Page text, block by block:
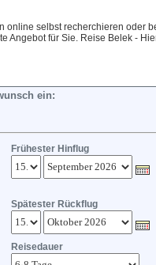
online selbst recherchieren oder
Angebot für Sie. Reise Belek -
ein:
Frühester Hinflug
Spätester Rückflug
Reisedauer